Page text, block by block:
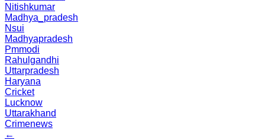
Nitishkumar
Madhya_pradesh
Nsui
Madhyapradesh
Pmmodi
Rahulgandhi
Uttarpradesh
Haryana
Cricket
Lucknow
Uttarakhand
Crimenews
←